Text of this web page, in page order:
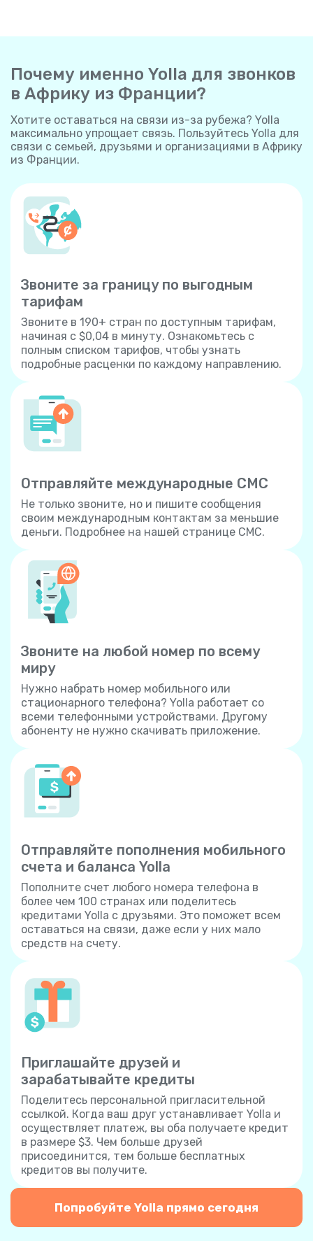
Почему именно Yolla для звонков
в Африку из Франции?
Хотите оставаться на связи из-за рубежа? Yolla
максимально упрощает связь. Пользуйтесь Yolla для
связи с семьей, друзьями и организациями в Африку
из Франции.
Звоните за границу по выгодным
тарифам
Звоните в 190+ стран по доступным тарифам,
начиная с $0,04 в минуту. Ознакомьтесь с
полным списком тарифов, чтобы узнать
подробные расценки по каждому направлению.
Отправляйте международные СМС
Не только звоните, но и пишите сообщения
своим международным контактам за меньшие
деньги. Подробнее на нашей странице СМС.
Звоните на любой номер по всему
миру
Нужно набрать номер мобильного или
стационарного телефона? Yolla работает со
всеми телефонными устройствами. Другому
абоненту не нужно скачивать приложение.
Отправляйте пополнения мобильного
счета и баланса Yolla
Пополните счет любого номера телефона в
более чем 100 странах или поделитесь
кредитами Yolla с друзьями. Это поможет всем
оставаться на связи, даже если у них мало
средств на счету.
Приглашайте друзей и
зарабатывайте кредиты
Поделитесь персональной пригласительной
ссылкой. Когда ваш друг устанавливает Yolla и
осуществляет платеж, вы оба получаете кредит
в размере $3. Чем больше друзей
присоединится, тем больше бесплатных
кредитов вы получите.
Попробуйте Yolla прямо сегодня